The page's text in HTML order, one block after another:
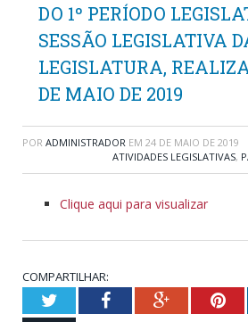
DO 1º PERÍODO
SESSÃO LEGISLATIVA
LEGISLATURA,
DE MAIO DE 2019
POR ADMINISTRADOR EM 24 DE MAIO DE 2019
ATIVIDADES LEGISLATIVAS,
Clique aqui para visualizar
COMPARTILHAR:
TwitterFacebookGoogle+